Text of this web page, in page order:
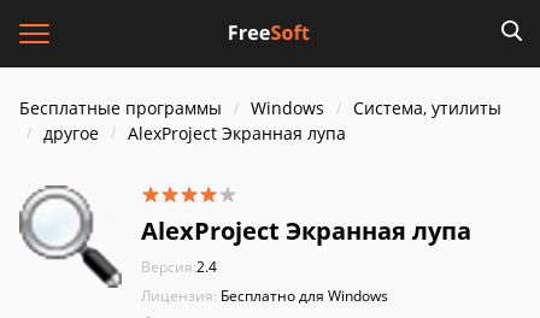
Бесплатные программы Windows
Система, утилиты
другое
AlexProject Экранная лупа
AlexProject Экранная лупа
Версия:2.4
Лицензия: Бесплатно для Windows